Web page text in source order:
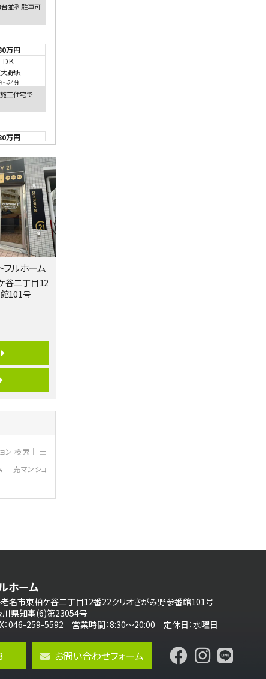
台並列駐車可
万円
ＤＫ
野駅
・歩4分
施工住宅で
万円
辺駅
分
り良好。 キ
万円
ＤＫ
駅
・歩8分
南西・北西角
万円
グと水まわり
ＤＫ
駅
万円
ＤＫ
ＤＫ
駅
・歩6分
器洗い乾燥
万円
フルホーム
谷二丁目12
101号
ン 検索
土
売マンショ
ホーム
市東柏ケ谷二丁目12番22クリオさがみ野参番館101号
川県知事(6)第23054号
046-259-5592 営業時間：8:30～20:00 定休日：水曜日
お問い合わせフォーム